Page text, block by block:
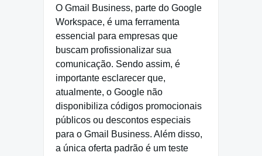
O Gmail Business, parte do Google
Workspace, é uma ferramenta
essencial para empresas que
buscam profissionalizar sua
comunicação. Sendo assim, é
importante esclarecer que,
atualmente, o Google não
disponibiliza códigos promocionais
públicos ou descontos especiais
para o Gmail Business. Além disso,
a única oferta padrão é um teste